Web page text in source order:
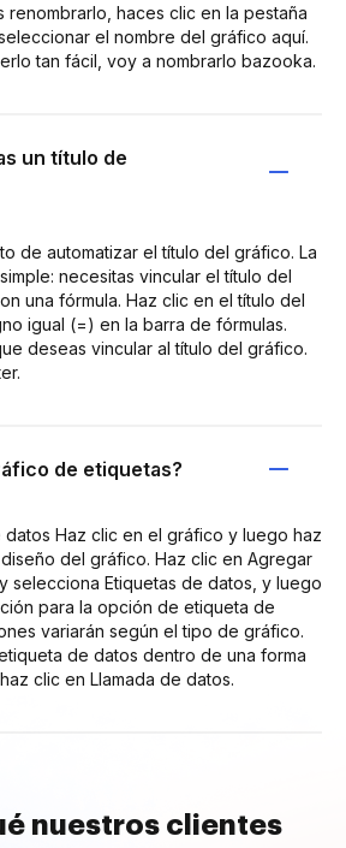
renombrarlo, haces clic en la pestaña
el nombre del gráfico aquí.
tan fácil, voy a nombrarlo bazooka.
un título de
de automatizar el título del gráfico. La
necesitas vincular el título del
una fórmula. Haz clic en el título del
igual (=) en la barra de fórmulas.
deseas vincular al título del gráfico.
de etiquetas?
Haz clic en el gráfico y luego haz
del gráfico. Haz clic en Agregar
selecciona Etiquetas de datos, y luego
para la opción de etiqueta de
variarán según el tipo de gráfico.
de datos dentro de una forma
clic en Llamada de datos.
nuestros clientes